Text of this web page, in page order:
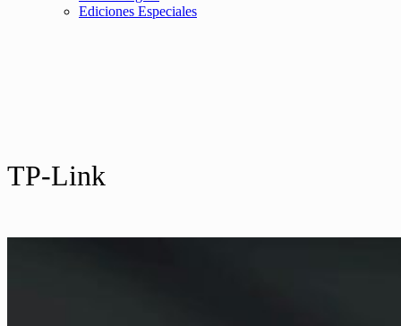
Ediciones Especiales
TP-Link